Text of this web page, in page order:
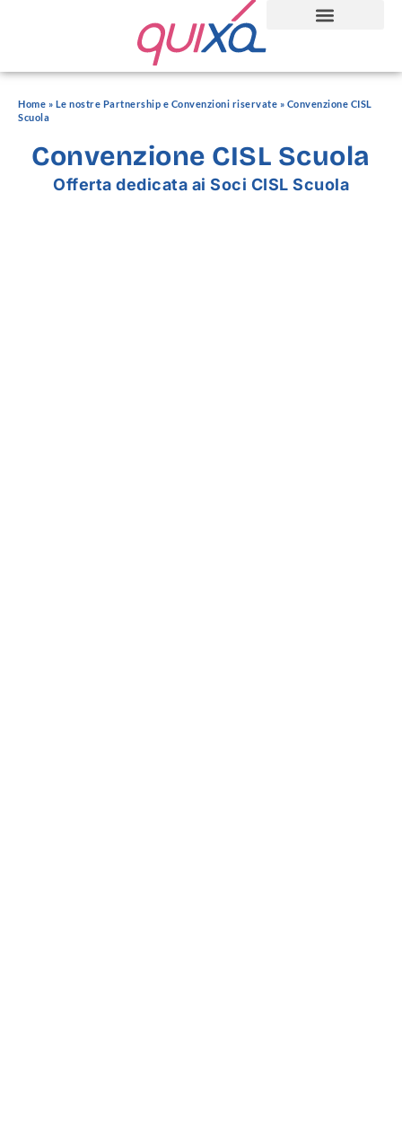
Home » Le nostre Partnership e Convenzioni riservate » Convenzione CISL
Scuola
Convenzione CISL Scuola
Offerta dedicata ai Soci CISL Scuola